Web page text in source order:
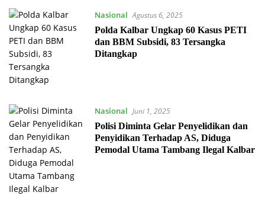
Nasional Agustus 6, 2025
Polda Kalbar Ungkap 60 Kasus PETI
dan BBM Subsidi, 83 Tersangka
Ditangkap
Nasional Juni 1, 2025
Polisi Diminta Gelar Penyelidikan dan
Penyidikan Terhadap AS, Diduga
Pemodal Utama Tambang Ilegal Kalbar